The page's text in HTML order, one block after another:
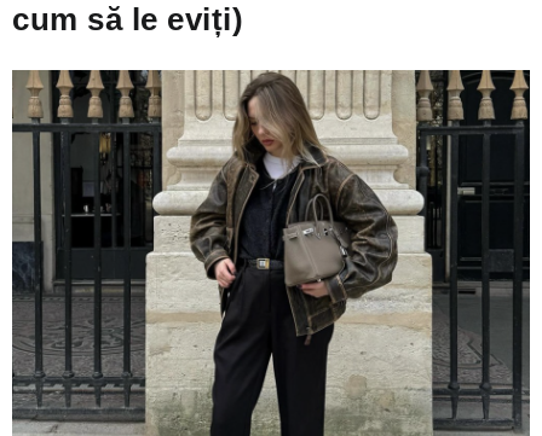
cum să le eviți)